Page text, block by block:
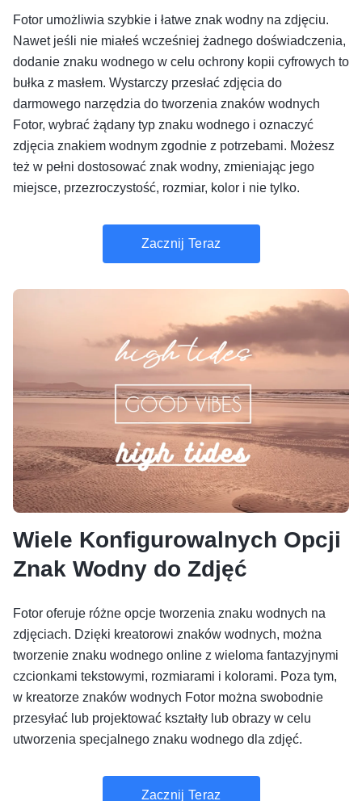
Fotor umożliwia szybkie i łatwe znak wodny na zdjęciu.
Nawet jeśli nie miałeś wcześniej żadnego doświadczenia,
dodanie znaku wodnego w celu ochrony kopii cyfrowych to
bułka z masłem. Wystarczy przesłać zdjęcia do
darmowego narzędzia do tworzenia znaków wodnych
Fotor, wybrać żądany typ znaku wodnego i oznaczyć
zdjęcia znakiem wodnym zgodnie z potrzebami. Możesz
też w pełni dostosować znak wodny, zmieniając jego
miejsce, przezroczystość, rozmiar, kolor i nie tylko.
Zacznij Teraz
Wiele Konfigurowalnych Opcji
Znak Wodny do Zdjęć
Fotor oferuje różne opcje tworzenia znaku wodnych na
zdjęciach. Dzięki kreatorowi znaków wodnych, można
tworzenie znaku wodnego online z wieloma fantazyjnymi
czcionkami tekstowymi, rozmiarami i kolorami. Poza tym,
w kreatorze znaków wodnych Fotor można swobodnie
przesyłać lub projektować kształty lub obrazy w celu
utworzenia specjalnego znaku wodnego dla zdjęć.
Zacznij Teraz